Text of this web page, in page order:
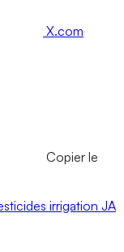
X.com
Copier le
irrigation JA